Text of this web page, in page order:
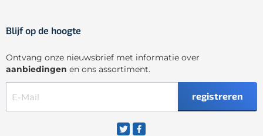
Blijf op de hoogte
Ontvang onze nieuwsbrief met informatie over
aanbiedingen en ons assortiment.
registreren